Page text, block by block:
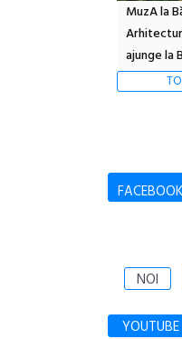
MuzA la
ajunge la
FACEBOOK
NOI
YOUTUBE